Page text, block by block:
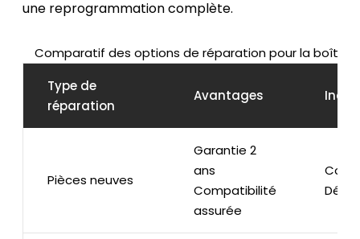
une reprogrammation complète.
Comparatif des options de réparation pour la boîte
Type de
réparation
Avantages
Pièces neuves
Garantie 2
ans
Compatibilité
assurée
Coût